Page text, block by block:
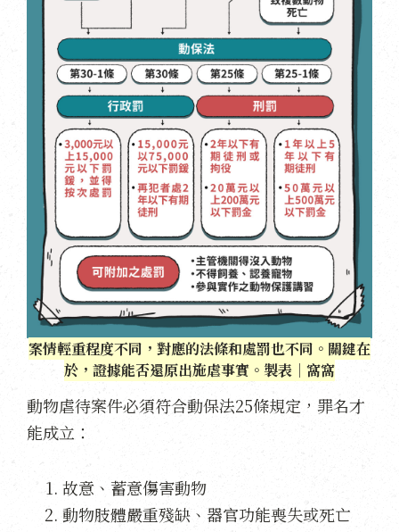
案情輕重程度不同，對應的法條和處罰也不同。關鍵在
於，證據能否還原出施虐事實。製表｜窩窩
動物虐待案件必須符合動保法25條規定，罪名才
能成立：
故意、蓄意傷害動物
動物肢體嚴重殘缺、器官功能喪失或死亡